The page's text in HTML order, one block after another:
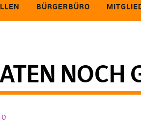
BÜRGERBÜRO
NOCH
0